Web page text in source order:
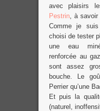
avec plaisirs
Pestrin, à savoir
Comme je suis
choisi de tester
une eau
renforcée au
sont assez
bouche. Le
Perrier qu’une
Et puis la
(naturel,